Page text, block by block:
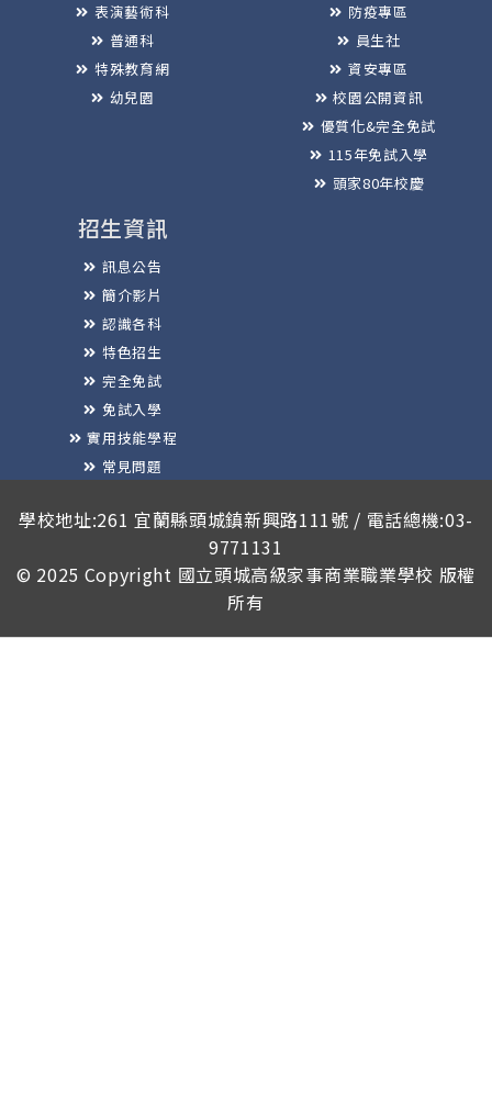
表演藝術科
普通科
特殊教育網
幼兒園
防疫專區
員生社
資安專區
校園公開資訊
優質化&完全免試
115年免試入學
頭家80年校慶
招生資訊
訊息公告
簡介影片
認識各科
特色招生
完全免試
免試入學
實用技能學程
常見問題
學校地址:261 宜蘭縣頭城鎮新興路111號 / 電話總機:03-
9771131
© 2025 Copyright 國立頭城高級家事商業職業學校 版權
所有